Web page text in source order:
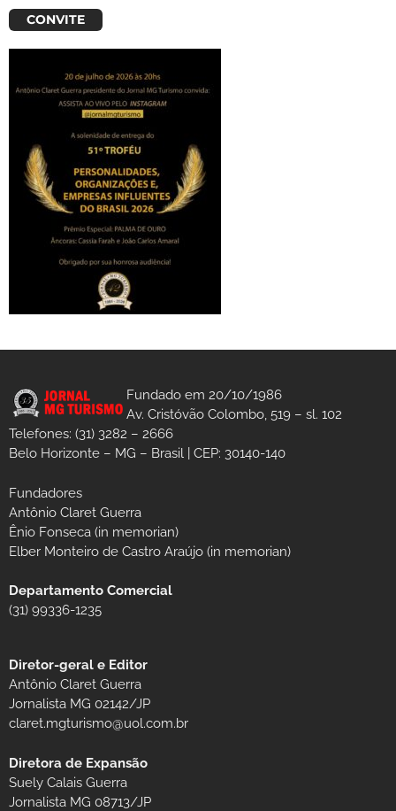
CONVITE
Fundado em 20/10/1986
Av. Cristóvão Colombo, 519 – sl. 102
Telefones: (31) 3282 – 2666
Belo Horizonte – MG – Brasil | CEP: 30140-140
Fundadores
Antônio Claret Guerra
Ênio Fonseca (in memorian)
Elber Monteiro de Castro Araújo (in memorian)
Departamento Comercial
(31) 99336-1235
Diretor-geral e Editor
Antônio Claret Guerra
Jornalista MG 02142/JP
claret.mgturismo@uol.com.br
Diretora de Expansão
Suely Calais Guerra
Jornalista MG 08713/JP